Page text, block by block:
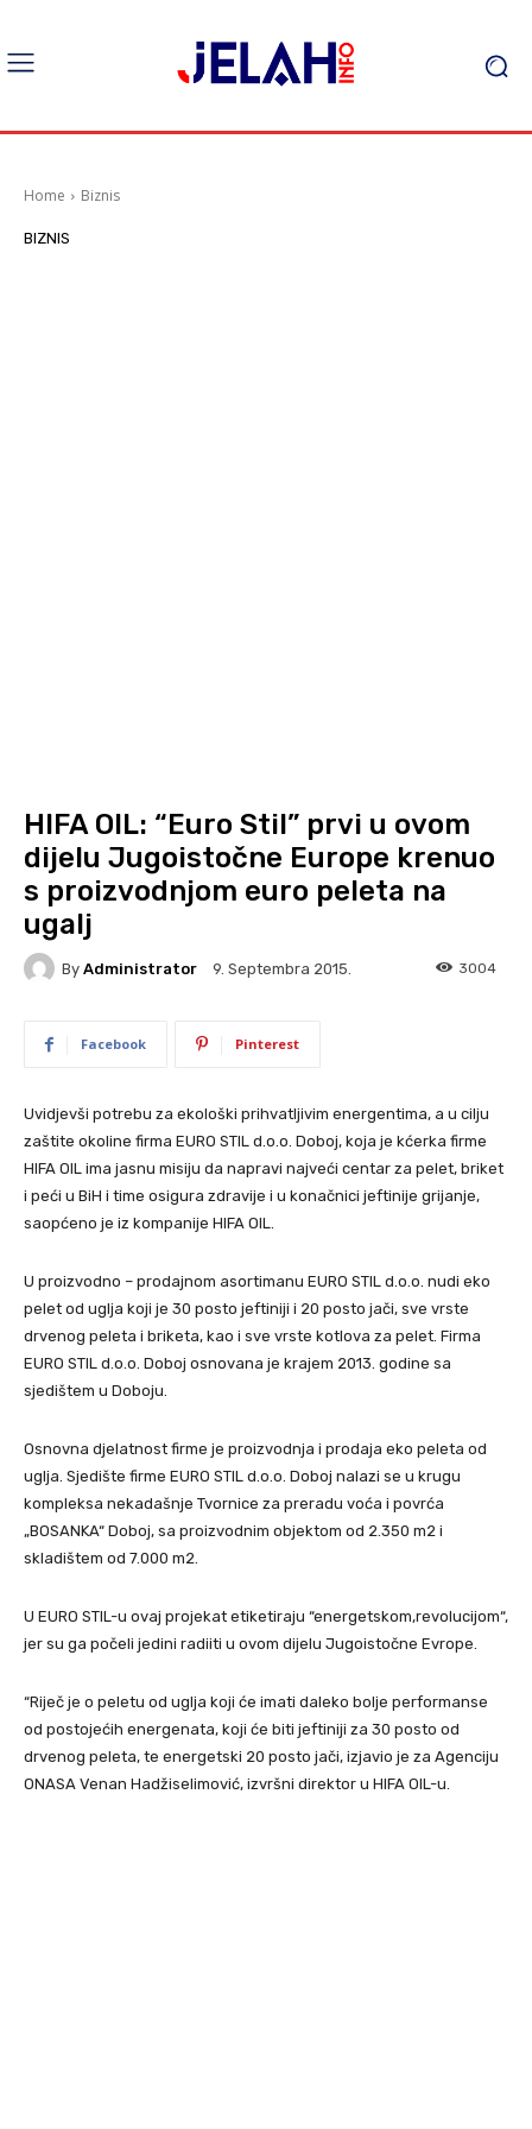
Home Biznis
BIZNIS
HIFA OIL: “Euro Stil” prvi u ovom
dijelu Jugoistočne Europe krenuo
s proizvodnjom euro peleta na
ugalj
By Administrator 9. Septembra 2015. 3004
Facebook Pinterest
Uvidjevši potrebu za ekološki prihvatljivim energentima, a u cilju
zaštite okoline firma EURO STIL d.o.o. Doboj, koja je kćerka firme
HIFA OIL ima jasnu misiju da napravi najveći centar za pelet, briket
i peći u BiH i time osigura zdravije i u konačnici jeftinije grijanje,
saopćeno je iz kompanije HIFA OIL.
U proizvodno – prodajnom asortimanu EURO STIL d.o.o. nudi eko
pelet od uglja koji je 30 posto jeftiniji i 20 posto jači, sve vrste
drvenog peleta i briketa, kao i sve vrste kotlova za pelet. Firma
EURO STIL d.o.o. Doboj osnovana je krajem 2013. godine sa
sjedištem u Doboju.
Osnovna djelatnost firme je proizvodnja i prodaja eko peleta od
uglja. Sjedište firme EURO STIL d.o.o. Doboj nalazi se u krugu
kompleksa nekadašnje Tvornice za preradu voća i povrća
„BOSANKA“ Doboj, sa proizvodnim objektom od 2.350 m2 i
skladištem od 7.000 m2.
U EURO STIL-u ovaj projekat etiketiraju “energetskom,revolucijom“,
jer su ga počeli jedini radiiti u ovom dijelu Jugoistočne Evrope.
“Riječ je o peletu od uglja koji će imati daleko bolje performanse
od postojećih energenata, koji će biti jeftiniji za 30 posto od
drvenog peleta, te energetski 20 posto jači, izjavio je za Agenciju
ONASA Venan Hadžiselimović, izvršni direktor u HIFA OIL-u.